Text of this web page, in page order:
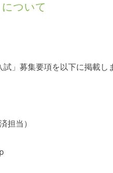
ついて
」募集要項を以下に掲載し
担当）